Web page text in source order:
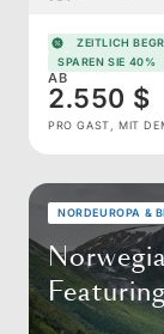
ZEITLICH
SPAREN SIE 40%
AB
2.550 $
PRO GAST, MIT
NORDEUROPA &